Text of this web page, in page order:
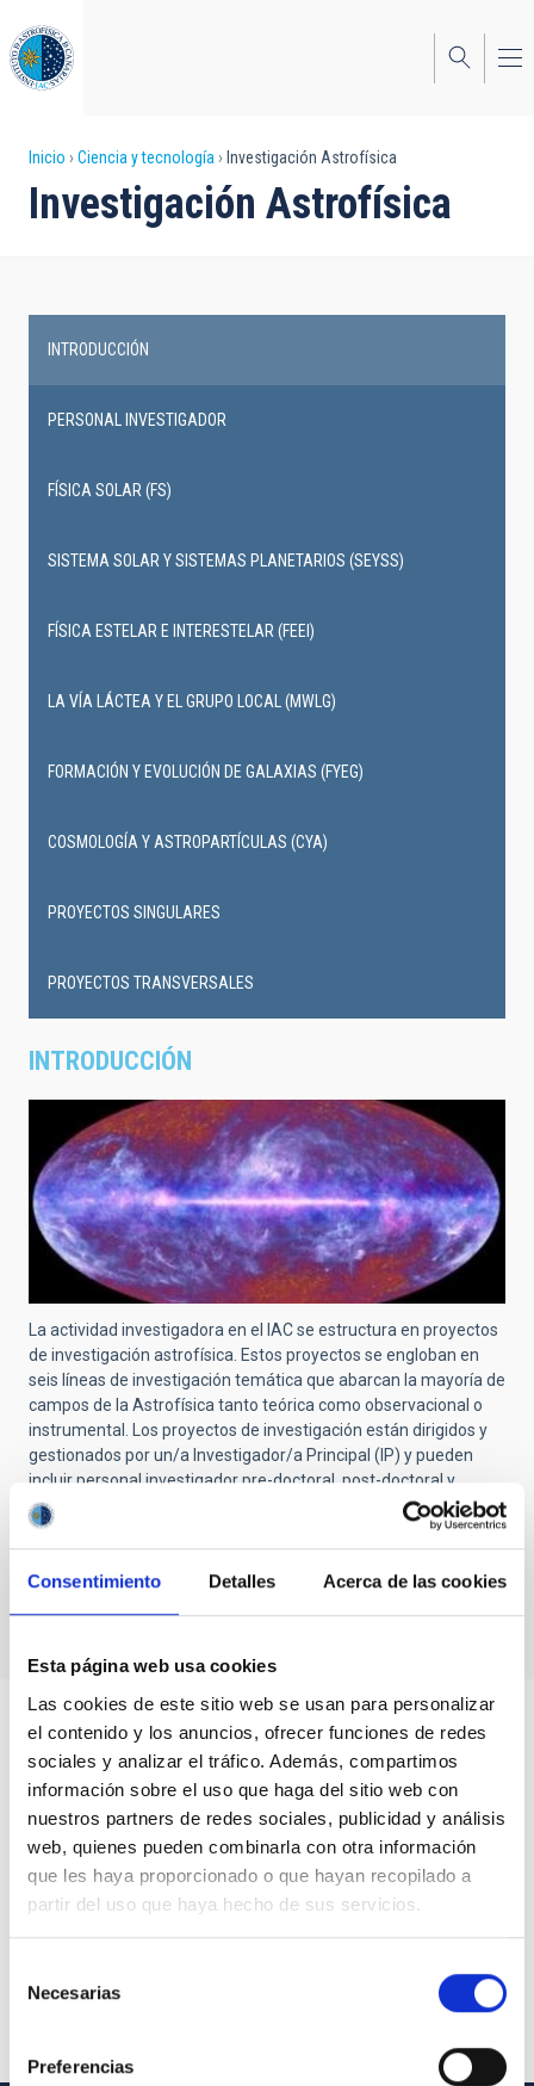
Consentimiento Detalles Acerca de las cookies
Esta página web usa cookies
Las cookies de este sitio web se usan para personalizar
el contenido y los anuncios, ofrecer funciones de redes
sociales y analizar el tráfico. Además, compartimos
información sobre el uso que haga del sitio web con
nuestros partners de redes sociales, publicidad y análisis
web, quienes pueden combinarla con otra información
que les haya proporcionado o que hayan recopilado a
partir del uso que haya hecho de sus servicios.
Necesarias
Preferencias
al
contenido
principal
Sobrescribir
enlaces
navegación
Inicio Ciencia y tecnología Investigación Astrofísica
Investigación Astrofísica
INTRODUCCIÓN
La actividad investigadora en el IAC se estructura en proyectos
de investigación astrofísica. Estos proyectos se engloban en
seis líneas de investigación temática que abarcan la mayoría de
campos de la Astrofísica tanto teórica como observacional o
instrumental. Los proyectos de investigación están dirigidos y
gestionados por un/a Investigador/a Principal (IP) y pueden
incluir personal investigador pre-doctoral, post-doctoral y
senior. Las vinculaciones y colaboraciones con investigadores
de otros centros están reconocidas e incentivadas.
En este enlace puedes encontrar el listado completo de
proyectos del IAC
navigation
INTRODUCCIÓN
PERSONAL INVESTIGADOR
FÍSICA SOLAR (FS)
SISTEMA SOLAR Y SISTEMAS PLANETARIOS (SEYSS)
FÍSICA ESTELAR E INTERESTELAR (FEEI)
LA VÍA LÁCTEA Y EL GRUPO LOCAL (MWLG)
FORMACIÓN Y EVOLUCIÓN DE GALAXIAS (FYEG)
COSMOLOGÍA Y ASTROPARTÍCULAS (CYA)
PROYECTOS SINGULARES
PROYECTOS TRANSVERSALES